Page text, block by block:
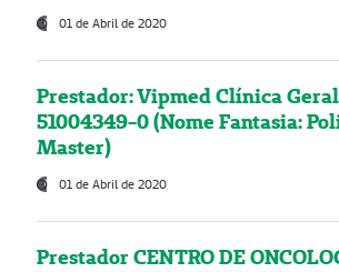
01 de Abril de 2020
Prestador: Vipmed Clínica
51004349-0 (Nome Fantasia:
Master)
01 de Abril de 2020
Prestador CENTRO DE